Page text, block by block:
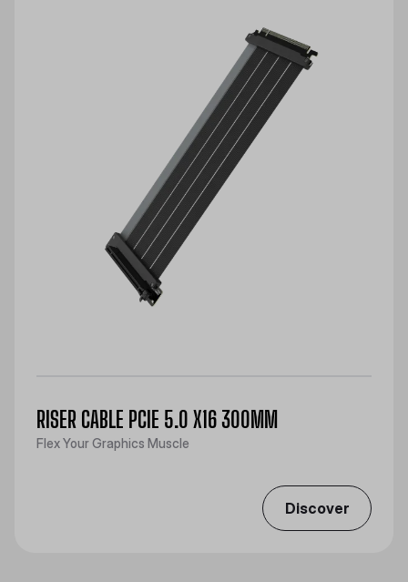
RISER CABLE PCIE 5.0 X16 300MM
Flex Your Graphics Muscle
Discover